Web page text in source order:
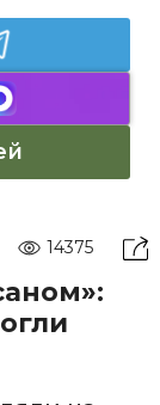
14375